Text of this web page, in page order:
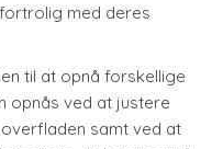
med deres
til at opnå forskellige
opnås ved at justere
samt ved at